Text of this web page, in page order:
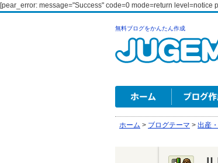
[pear_error: message="Success" code=0 mode=return level=notice
無料ブログをかんたん作成
ホーム > ブログテーマ > 出産